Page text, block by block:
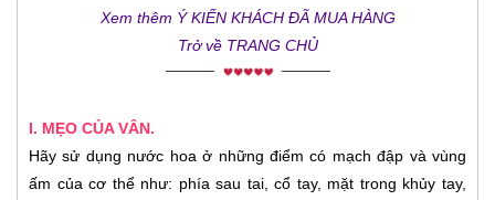
Xem thêm Ý KIẾN KHÁCH ĐÃ MUA HÀNG
Trở về TRANG CHỦ
I. MẸO CỦA VÂN.
Hãy sử dụng nước hoa ở những điểm có mạch đập và vùng
ấm của cơ thể như: phía sau tai, cổ tay, mặt trong khủy tay,